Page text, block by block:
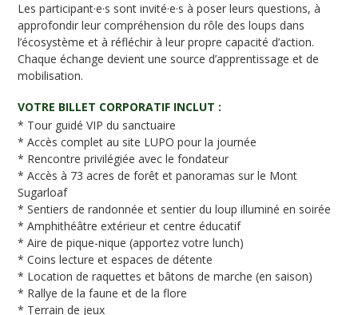
Les participant·e·s sont invité·e·s à poser leurs questions, à
approfondir leur compréhension du rôle des loups dans
l’écosystème et à réfléchir à leur propre capacité d’action.
Chaque échange devient une source d’apprentissage et de
mobilisation.
VOTRE BILLET CORPORATIF INCLUT :
* Tour guidé VIP du sanctuaire
* Accès complet au site LUPO pour la journée
* Rencontre privilégiée avec le fondateur
* Accès à 73 acres de forêt et panoramas sur le Mont
Sugarloaf
* Sentiers de randonnée et sentier du loup illuminé en soirée
* Amphithéâtre extérieur et centre éducatif
* Aire de pique-nique (apportez votre lunch)
* Coins lecture et espaces de détente
* Location de raquettes et bâtons de marche (en saison)
* Rallye de la faune et de la flore
* Terrain de jeux